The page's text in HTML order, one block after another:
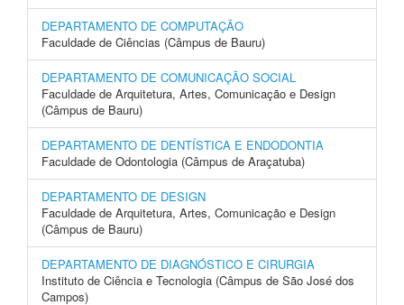
DEPARTAMENTO DE COMPUTAÇÃO
Faculdade de Ciências (Câmpus de Bauru)
DEPARTAMENTO DE COMUNICAÇÃO SOCIAL
Faculdade de Arquitetura, Artes, Comunicação e Design
(Câmpus de Bauru)
DEPARTAMENTO DE DENTÍSTICA E ENDODONTIA
Faculdade de Odontologia (Câmpus de Araçatuba)
DEPARTAMENTO DE DESIGN
Faculdade de Arquitetura, Artes, Comunicação e Design
(Câmpus de Bauru)
DEPARTAMENTO DE DIAGNÓSTICO E CIRURGIA
Instituto de Ciência e Tecnologia (Câmpus de São José dos
Campos)